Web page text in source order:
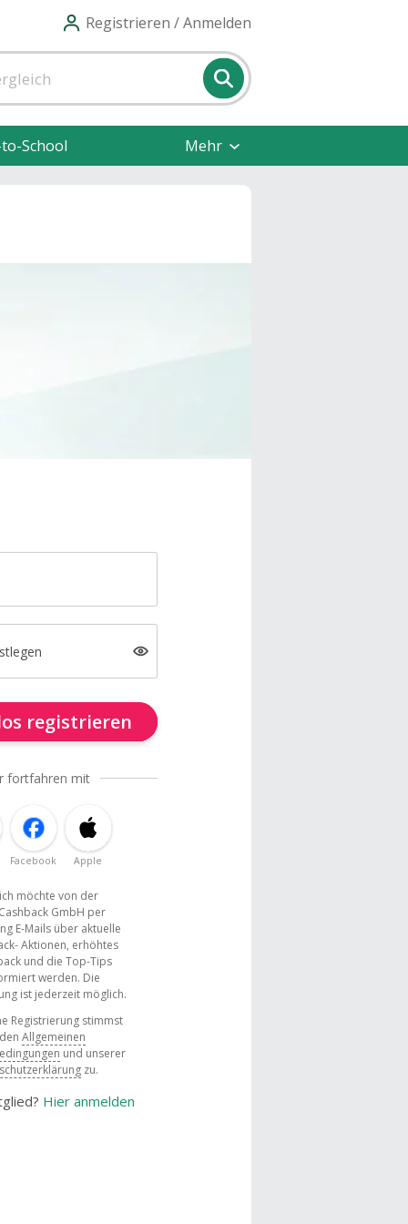
Registrieren / Anmelden
School Mehr
registrieren
fortfahren mit
Facebook Apple
ich möchte von der
GmbH per
E-Mails über aktuelle
Aktionen, erhöhtes
und die Top-Tips
werden. Die
ist jederzeit möglich.
Registrierung stimmst
Allgemeinen
und unserer
zu.
Hier anmelden